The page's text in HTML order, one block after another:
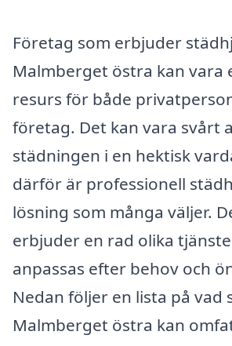
Företag som erbjuder
Malmberget östra kan vara
resurs för både
företag. Det kan vara svårt
städningen i en hektisk
därför är professionell
lösning som många väljer.
erbjuder en rad olika
anpassas efter behov och
Nedan följer en lista på vad
Malmberget östra kan